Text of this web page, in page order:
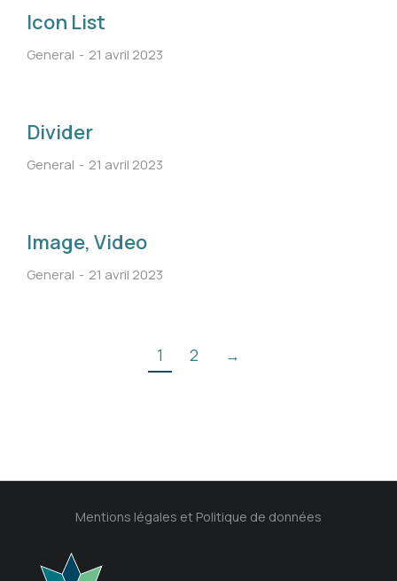
Icon List
General 21 avril 2023
Divider
General 21 avril 2023
Image, Video
General 21 avril 2023
1 2 →
Mentions légales et Politique de données